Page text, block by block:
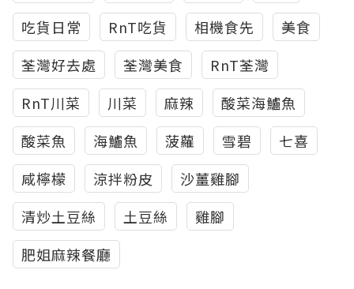
吃貨日常
RnT吃貨 相機食先
美食
荃灣好去處
荃灣美食
RnT荃灣
RnT川菜
川菜 麻辣
酸菜海鱸魚
酸菜魚
海鱸魚 菠蘿 雪碧
七喜
咸檸檬
涼拌粉皮
沙薑雞腳
清炒土豆絲
土豆絲
雞腳
肥姐麻辣餐廳